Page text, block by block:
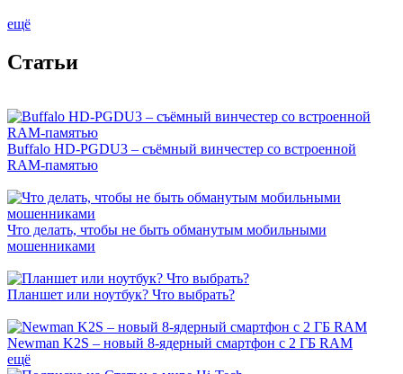
ещё
Cтатьи
Buffalo HD-PGDU3 – съёмный винчестер со встроенной
RAM-памятью
Что делать, чтобы не быть обманутым мобильными
мошенниками
Планшет или ноутбук? Что выбрать?
Newman K2S – новый 8-ядерный смартфон с 2 ГБ RAM
ещё